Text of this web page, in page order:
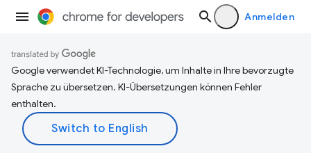
Anmelden
Google verwendet KI-Technologie, um Inhalte in Ihre bevorzugte
Sprache zu übersetzen. KI-Übersetzungen können Fehler
enthalten.